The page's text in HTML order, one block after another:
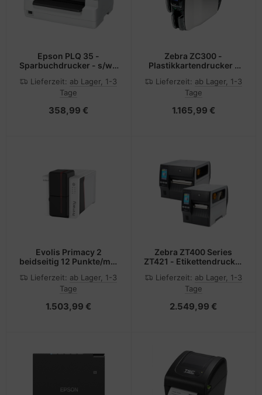
Epson PLQ 35 -
Sparbuchdrucker - s/w -
Lieferzeit: ab Lager, 1-3
Tage
358,99 €
Zebra ZC300 -
Plastikkartendrucker -
Thermosublimation/
Übertragung - CR-80
Lieferzeit: ab Lager, 1-3
Tage
1.165,99 €
Evolis Primacy 2
beidseitig 12 Punkte/mm
Drucker - Farbig
Lieferzeit: ab Lager, 1-3
Tage
1.503,99 €
Zebra ZT400 Series
ZT421 - Etikettendrucker
Thermotransfer - Rolle
(17,8 cm)
Lieferzeit: ab Lager, 1-3
Tage
2.549,99 €